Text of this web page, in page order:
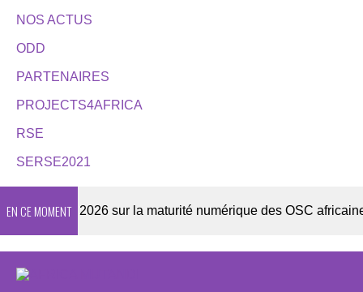
NOS ACTUS
ODD
PARTENAIRES
PROJECTS4AFRICA
RSE
SERSE2021
EN CE MOMENT2026 sur la maturité numérique des OSC africaines